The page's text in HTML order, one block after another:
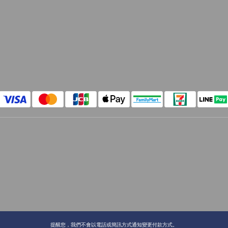
提醒您，我們不會以電話或簡訊方式通知變更付款方式。